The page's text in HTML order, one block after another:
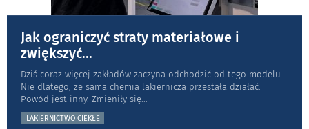
Jak ograniczyć straty materiałowe i
zwiększyć...
Dziś coraz więcej zakładów zaczyna odchodzić od tego modelu.
Nie dlatego, że sama chemia lakiernicza przestała działać.
Powód jest inny. Zmieniły się...
LAKIERNICTWO CIEKŁE